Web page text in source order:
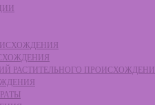
РАСТИТЕЛЬНОГО